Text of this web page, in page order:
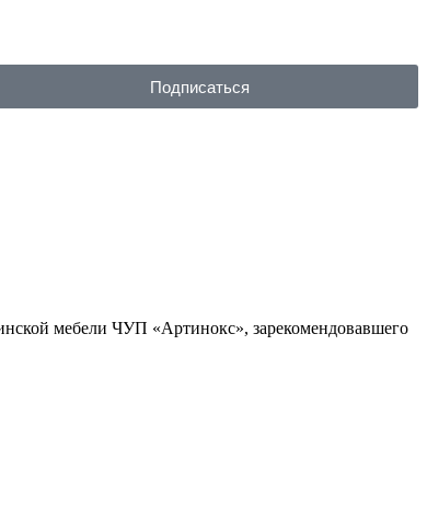
Подписаться
мебели ЧУП «Артинокс», зарекомендовавшего